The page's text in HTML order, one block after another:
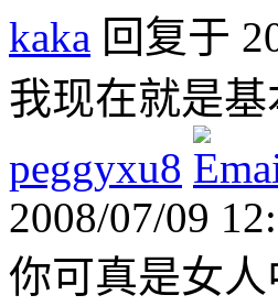
kaka 回复于
我现在就是
peggyxu8
2008/07/09
你可真是女